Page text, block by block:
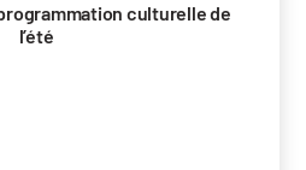
culturelle de
l’été